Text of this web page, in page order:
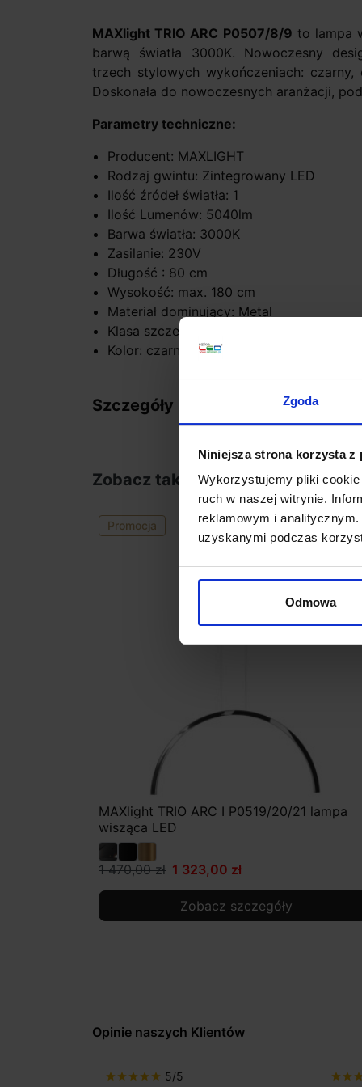
Zgoda
Niniejsza strona korzysta z
Wykorzystujemy pliki
ruch w naszej witrynie.
reklamowym i
uzyskanymi podczas
Odmowa
MAXlight TRIO ARC P0507/8/9 to lampa
barwą światła 3000K. Nowoczesny
trzech stylowych wykończeniach:
Doskonała do nowoczesnych aranżacji,
Parametry techniczne:
Producent: MAXLIGHT
Rodzaj gwintu: Zintegrowany LED
Ilość źródeł światła: 1
Ilość Lumenów: 5040lm
Barwa światła: 3000K
Zasilanie: 230V
Długość : 80 cm
Wysokość: max. 180 cm
Materiał dominujący: Metal
Klasa szczelności: IP20
Kolor: czarny, czarny połysk, złoto
Szczegóły produktu
Zobacz także
Promocja
MAXlight TRIO ARC I P0519/20/21 lampa
wisząca LED
1 470,00 zł 1 323,00 zł
Zobacz szczegóły
Opinie naszych Klientów
star star star star star 5/5 star star